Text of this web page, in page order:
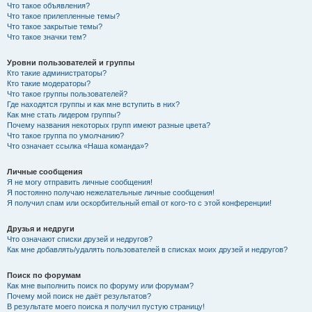
Что такое объявления?
Что такое прилепленные темы?
Что такое закрытые темы?
Что такое значки тем?
Уровни пользователей и группы
Кто такие администраторы?
Кто такие модераторы?
Что такое группы пользователей?
Где находятся группы и как мне вступить в них?
Как мне стать лидером группы?
Почему названия некоторых групп имеют разные цвета?
Что такое группа по умолчанию?
Что означает ссылка «Наша команда»?
Личные сообщения
Я не могу отправить личные сообщения!
Я постоянно получаю нежелательные личные сообщения!
Я получил спам или оскорбительный email от кого-то с этой конференции!
Друзья и недруги
Что означают списки друзей и недругов?
Как мне добавлять/удалять пользователей в списках моих друзей и недругов?
Поиск по форумам
Как мне выполнить поиск по форуму или форумам?
Почему мой поиск не даёт результатов?
В результате моего поиска я получил пустую страницу!